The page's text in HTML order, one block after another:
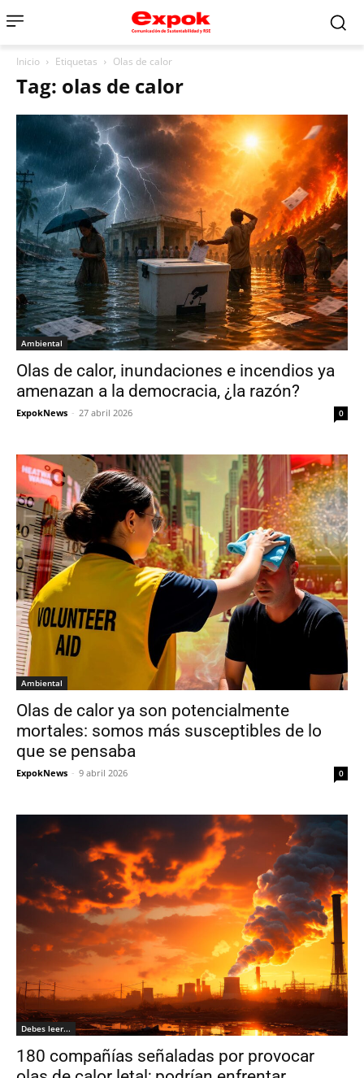
Inicio Etiquetas Olas de calor
Tag: olas de calor
Ambiental
Olas de calor, inundaciones e incendios ya
amenazan a la democracia, ¿la razón?
ExpokNews - 27 abril 2026 0
Ambiental
Olas de calor ya son potencialmente
mortales: somos más susceptibles de lo
que se pensaba
ExpokNews - 9 abril 2026 0
Debes leer...
180 compañías señaladas por provocar